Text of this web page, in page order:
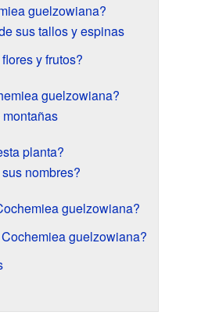
guelzowiana?
sus tallos y espinas
y frutos?
guelzowiana?
planta?
nombres?
guelzowiana?
guelzowiana?